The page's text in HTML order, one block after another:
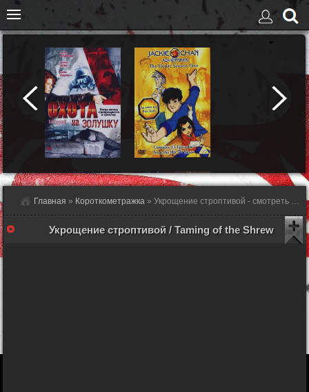
Главная » Короткометражка » Укрощение строптивой - смотреть онлайн
Укрощение строптивой / Taming of the Shrew